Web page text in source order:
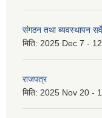
संगठन तथा ब्यवस्थापन
मिति: 2025 Dec 7 -
राजपत्र
मिति: 2025 Nov 20 -